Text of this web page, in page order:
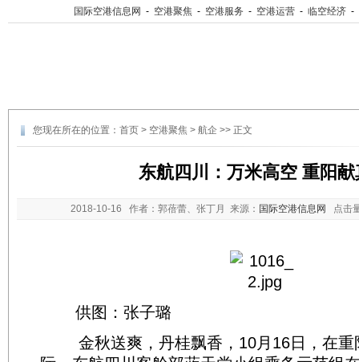
国际空港信息网 - 空港聚焦 - 空港服务 - 空港运营 - 临空经济 -
您现在所在的位置： 首页 > 空港聚焦 > 航企 >> 正文
东航四川：万米高空 重阳
2018-10-16 作者：郭蓓蕾、张丁月 来源： 国际空港信息网 点击
供图：张子璐
金秋送爽，丹桂飘香，10月16日，在重